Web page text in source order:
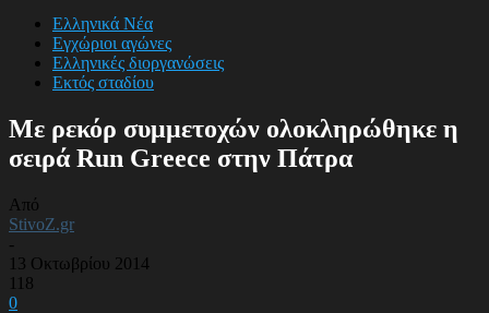
Ελληνικά Νέα
Εγχώριοι αγώνες
Ελληνικές διοργανώσεις
Εκτός σταδίου
Με ρεκόρ συμμετοχών ολοκληρώθηκε η
σειρά Run Greece στην Πάτρα
Από
StivoZ.gr
-
13 Οκτωβρίου 2014
118
0